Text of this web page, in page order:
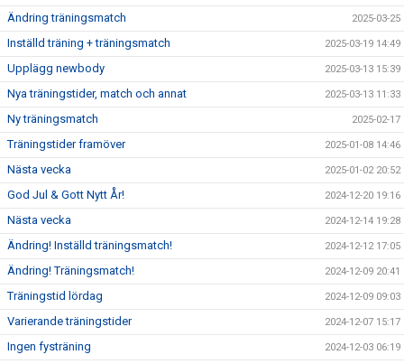
Ändring träningsmatch 2025-03-25
Inställd träning + träningsmatch 2025-03-19 14:49
Upplägg newbody 2025-03-13 15:39
Nya träningstider, match och annat 2025-03-13 11:33
Ny träningsmatch 2025-02-17
Träningstider framöver 2025-01-08 14:46
Nästa vecka 2025-01-02 20:52
God Jul & Gott Nytt År! 2024-12-20 19:16
Nästa vecka 2024-12-14 19:28
Ändring! Inställd träningsmatch! 2024-12-12 17:05
Ändring! Träningsmatch! 2024-12-09 20:41
Träningstid lördag 2024-12-09 09:03
Varierande träningstider 2024-12-07 15:17
Ingen fysträning 2024-12-03 06:19